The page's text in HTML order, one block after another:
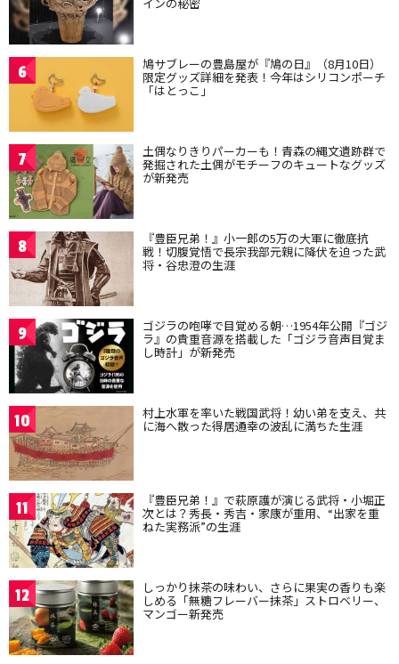
6 鳩サブレーの豊島屋が『鳩の日』（8月10日）
限定グッズ詳細を発表！今年はシリコンポーチ
「はとっこ」
7 土偶なりきりパーカーも！青森の縄文遺跡群で
発掘された土偶がモチーフのキュートなグッズ
が新発売
8 『豊臣兄弟！』小一郎の5万の大軍に徹底抗
戦！切腹覚悟で長宗我部元親に降伏を迫った武
将・谷忠澄の生涯
9 ゴジラの咆哮で目覚める朝…1954年公開『ゴジ
ラ』の貴重音源を搭載した「ゴジラ音声目覚ま
し時計」が新発売
10 村上水軍を率いた戦国武将！幼い弟を支え、共
に海へ散った得居通幸の波乱に満ちた生涯
11 『豊臣兄弟！』で萩原護が演じる武将・小堀正
次とは？秀長・秀吉・家康が重用、“出家を重
ねた実務派”の生涯
12 しっかり抹茶の味わい、さらに果実の香りも楽
しめる「無糖フレーバー抹茶」ストロベリー、
マンゴー新発売